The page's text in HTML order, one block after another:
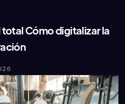
Cómo digitalizar la